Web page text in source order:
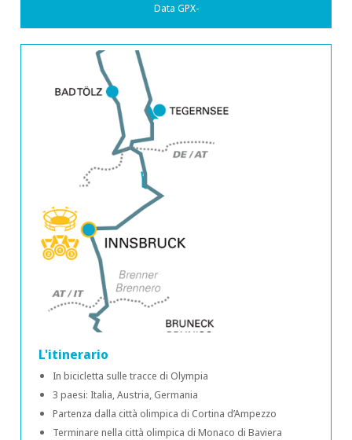
Data GPX-
L'itinerario
In bicicletta sulle tracce di Olympia
3 paesi: Italia, Austria, Germania
Partenza dalla città olimpica di Cortina d’Ampezzo
Terminare nella città olimpica di Monaco di Baviera